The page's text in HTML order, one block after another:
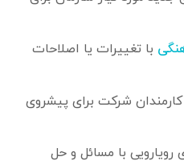
با تغییرات یا اصلاحات
شرکت برای پیشروی
رویارویی با مسائل و حل